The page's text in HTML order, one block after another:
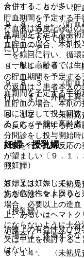
合併することが多い）
９．８．２． 〈貯血
血期間を予定する手
血貯血の場合、本剤
ーを頻回に行い、循
（一般に高齢者では
９．８．３． 〈貯血
血期間を予定する手
血貯血の場合、本剤
回に測定して投与回
ること（一般に高齢
妊婦・授乳婦
（妊婦）
妊婦又は妊娠してい
性が危険性を上回る
（授乳婦）
治療上の有益性及び
又は中止を検討する
はない）。
８．１１．９． 〈貯
貯血期間を予定する
存血液は温度記録計の
中で４〜６℃で保管し
に行うこと。
８．１１．１０． 〈
の貯血期間を予定す
の返血は、患者本人
行し、また、外観上
８．１２． 〈未熟児
の反応を予測するた
分問診をし投与開始
試験を行い異常反応
が望ましい〔９．１
照〕。
８．１３． 〈未熟児
あるいはヘマトクリ
場合、必要以上の造
上、あるいはヘマト
にならないように十
た場合は、休薬する
８．１４． 〈未熟児